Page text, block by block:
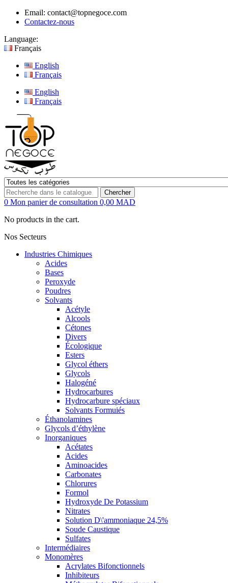
Email: contact@topnegoce.com
Contactez-nous
Language:
Français
English
Français
English
Français
Chercher
0 Mon panier de consultation 0,00 MAD
No products in the cart.
Nos Secteurs
Industries Chimiques
Acides
Bases
Peroxyde
Poudres
Solvants
Acétyle
Alcools
Cétones
Divers
Écologique
Esters
Glycol éthers
Glycols
Halogéné
Hydrocarbures
Hydrocarbure spéciaux
Solvants Formuiés
Éthanolamines
Glycols d’éthylène
Inorganiques
Acétates
Acides
Aminoacides
Carbonates
Chlorures
Formol
Hydroxyde De Potassium
Nitrates
Solution D\'ammoniaque 24,5%
Soude Caustique
Sulfates
Intermédiaires
Monomères
Acrylates Bifonctionnels
Inhibiteurs